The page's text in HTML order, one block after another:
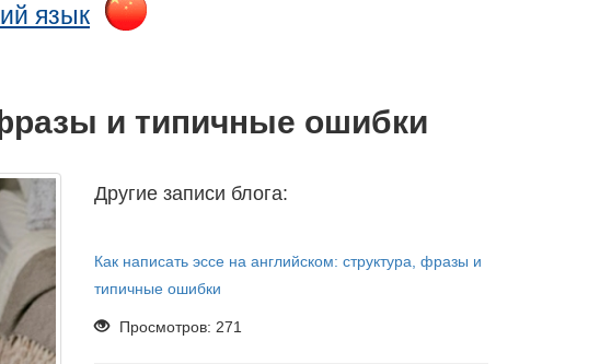
язык
и типичные ошибки
Другие записи блога:
Как написать эссе на английском: структура, фразы и
типичные ошибки
Просмотров: 271